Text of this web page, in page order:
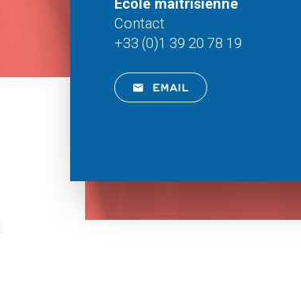
École maîtrisienne
Contact
+33 (0)1 39 20 78 19
EMAIL